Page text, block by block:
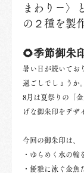
まわり－〉
の２種を製
🌻季節御朱
暑い日が続いてお
過ごしでしょうか。
8月は夏祭りの「
げな御朱印をデザ
今回の御朱印は、
・ゆらめく水の輪
・優雅に泳ぐ金魚